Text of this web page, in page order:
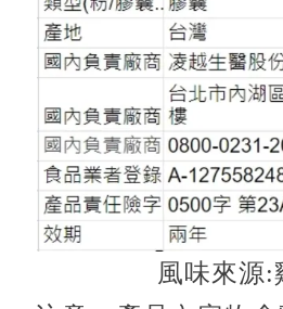
風味來源: